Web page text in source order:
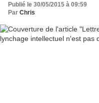
Publié le 30/05/2015 à 09:59
Par Chris